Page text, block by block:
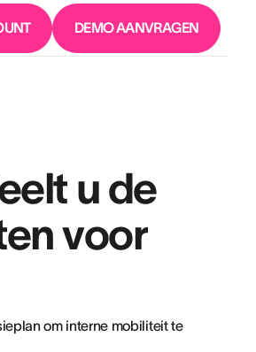
DEMO AANVRAGEN
u de
voor
om interne mobiliteit te